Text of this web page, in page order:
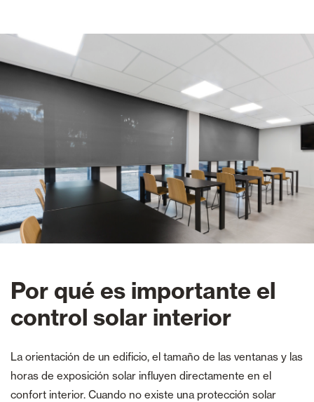
Por qué es importante el
control solar interior
La orientación de un edificio, el tamaño de las ventanas y las
horas de exposición solar influyen directamente en el
confort interior. Cuando no existe una protección solar